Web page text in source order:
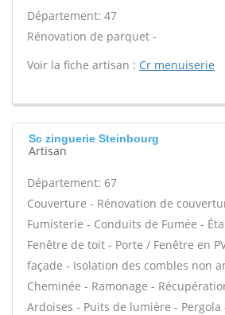
Département: 47
Rénovation de parquet -
Voir la fiche artisan : Cr menuiserie
Sc zinguerie Steinbourg
Artisan
Département: 67
Couverture - Rénovation de
Fumisterie - Conduits de Fumée -
Fenêtre de toit - Porte / Fenêtre en
façade - Isolation des combles non
Cheminée - Ramonage -
Ardoises - Puits de lumière - Pergola